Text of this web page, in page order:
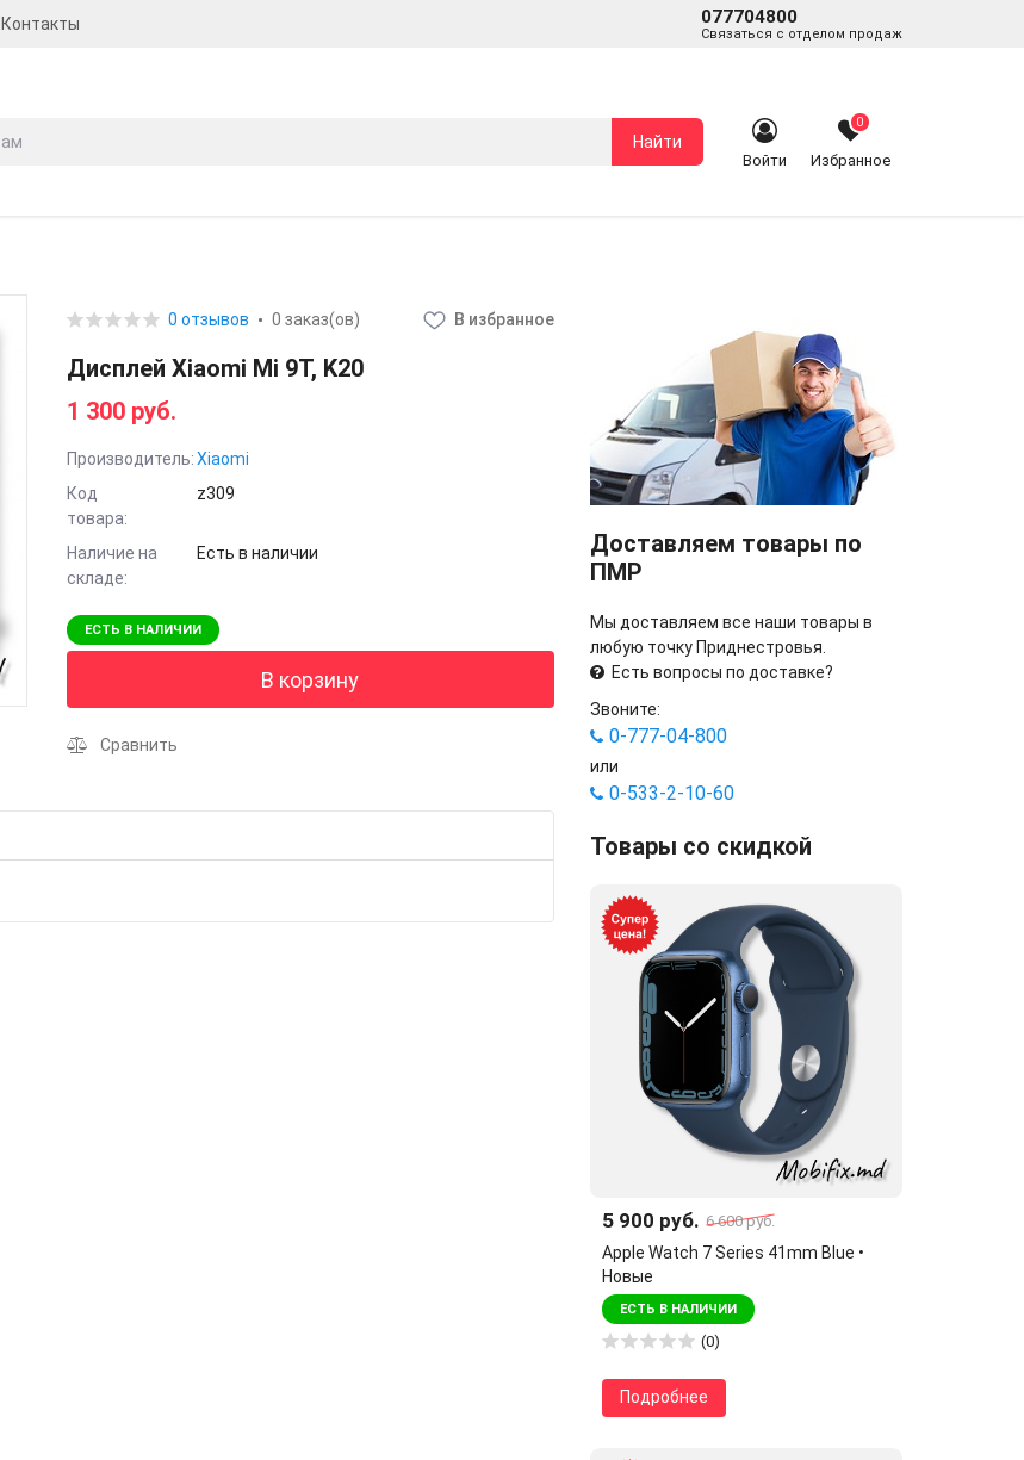
Контакты 077704800
Связаться с отделом продаж
Найти
Войти
0
Избранное
0 отзывов 0 заказ(ов) В избранное
Дисплей Xiaomi Mi 9T, K20
1 300 руб.
Производитель: Xiaomi
Код
товара:
z309
Наличие на
складе:
Есть в наличии
ЕСТЬ В НАЛИЧИИ
В корзину
Сравнить
Доставляем товары по
ПМР
Мы доставляем все наши товары в
любую точку Приднестровья.
Есть вопросы по доставке?
Звоните:
0-777-04-800
или
0-533-2-10-60
Товары со скидкой
5 900 руб. 6 600 руб.
Apple Watch 7 Series 41mm Blue •
Новые
ЕСТЬ В НАЛИЧИИ
(0)
Подробнее